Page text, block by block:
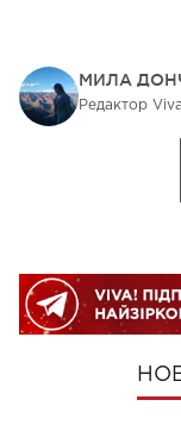
МИЛА
Редактор